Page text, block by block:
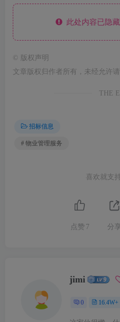
此处内容已隐
©
版权声明
文章版权归作者所有，未经允许请
THE
招标信息
# 物业管理服务
喜欢就支
点赞 7 分享
jimi
0 16.4W+